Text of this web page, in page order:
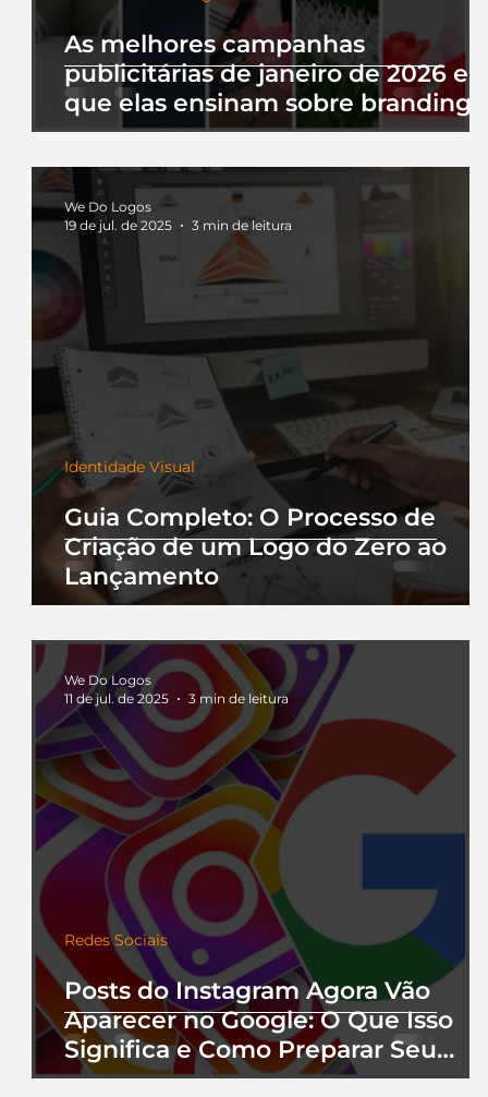
As melhores campanhas
publicitárias de janeiro de 2026 e
que elas ensinam sobre branding
Guia Completo: O Processo de
Criação de um Logo do Zero ao
Lançamento
Identidade Visual
We Do Logos
19 de jul. de 2025
3 min de leitura
Posts do Instagram Agora Vão
Aparecer no Google: O Que Isso
Significa e Como Preparar Seu
Perfil
Redes Sociais
We Do Logos
11 de jul. de 2025
3 min de leitura